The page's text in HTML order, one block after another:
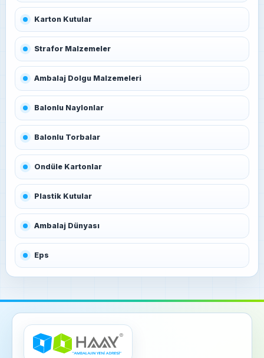
Karton Kutular
Strafor Malzemeler
Ambalaj Dolgu Malzemeleri
Balonlu Naylonlar
Balonlu Torbalar
Ondüle Kartonlar
Plastik Kutular
Ambalaj Dünyası
Eps